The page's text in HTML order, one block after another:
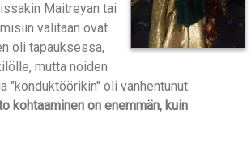
Maitreyan tai
valitaan ovat
oli tapauksessa,
mutta noiden
"konduktöörikin" oli vanhentunut.
kohtaaminen on enemmän, kuin